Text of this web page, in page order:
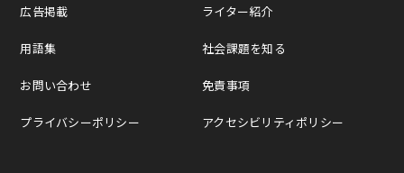
広告掲載
用語集
お問い合わせ
プライバシーポリシー
ライター紹介
社会課題を知る
免責事項
アクセシビリティポリシー